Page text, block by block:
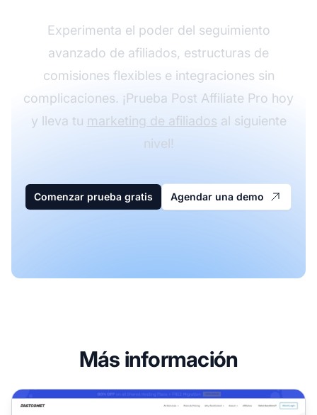
Experimenta el poder del seguimiento
avanzado de afiliados, estructuras de
comisiones flexibles e integraciones sin
complicaciones. ¡Prueba Post Affiliate Pro hoy
y lleva tu marketing de afiliados al siguiente
nivel!
Comenzar prueba gratis Agendar una demo
Más información
Programa de Afiliados de FastComet